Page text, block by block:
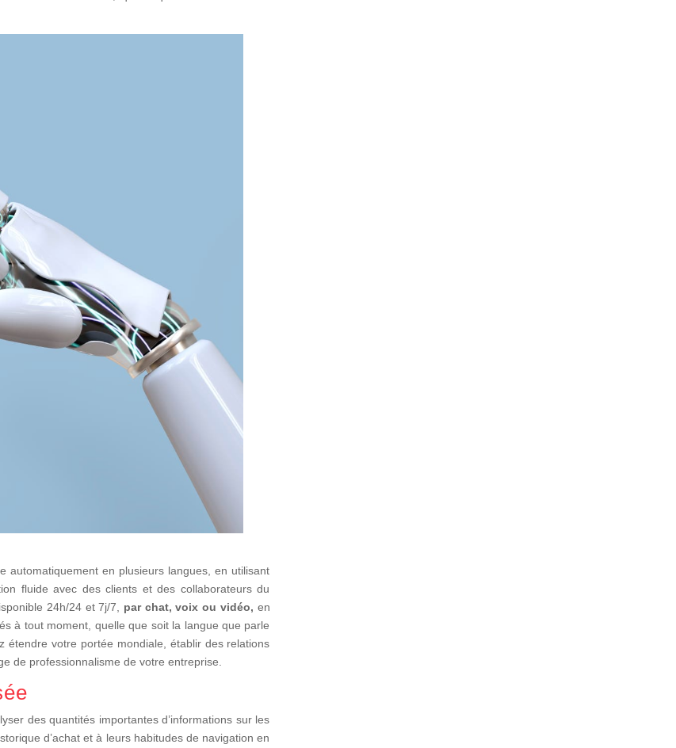
automatiquement en plusieurs langues, en utilisant
fluide avec des clients et des collaborateurs du
24h/24 et 7j/7, par chat, voix ou vidéo, en
à tout moment, quelle que soit la langue que parle
étendre votre portée mondiale, établir des relations
de professionnalisme de votre entreprise.
des quantités importantes d’informations sur les
d’achat et à leurs habitudes de navigation en